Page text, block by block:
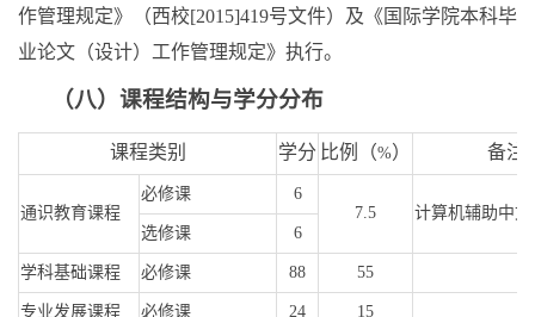
作管理规定》（西校[2015]419号文件）及《国际学院本科毕
业论文（设计）工作管理规定》执行。
（八）课程结构与学分分布
课程类别 学分 比例（%） 备注
通识教育课程
必修课
6
7.5
计算机辅助中
选修课
6
学科基础课程 必修课 88 55
专业发展课程 必修课 24 15